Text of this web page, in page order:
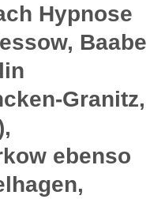
Hypnose
Baabe
Granitz,
ebenso